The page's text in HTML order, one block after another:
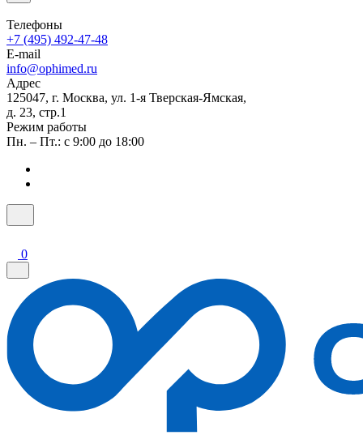
Телефоны
+7 (495) 492-47-48
E-mail
info@ophimed.ru
Адрес
125047, г. Москва, ул. 1-я Тверская-Ямская,
д. 23, стр.1
Режим работы
Пн. – Пт.: с 9:00 до 18:00
0